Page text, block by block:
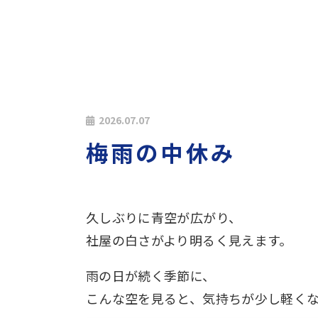
2026.07.07
梅雨の中休み
久しぶりに青空が広がり、
社屋の白さがより明るく見えます。
雨の日が続く季節に、
こんな空を見ると、気持ちが少し軽く